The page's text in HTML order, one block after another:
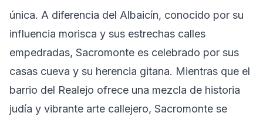
única. A diferencia del Albaicín, conocido por su
influencia morisca y sus estrechas calles
empedradas, Sacromonte es celebrado por sus
casas cueva y su herencia gitana. Mientras que el
barrio del Realejo ofrece una mezcla de historia
judía y vibrante arte callejero, Sacromonte se